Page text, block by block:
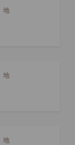
地
地
地